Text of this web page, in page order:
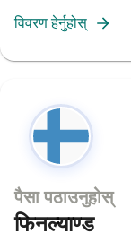
विवरण हेर्नुहोस्
पैसा पठाउनुहोस्
फिनल्याण्ड